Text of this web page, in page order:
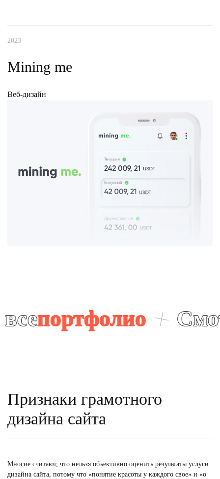
Дизайн социальных сетей
2023
Mining me
Веб-дизайн
Смотрите
Признаки грамотного
дизайна сайта
Многие считают, что нельзя объективно оценить результаты услуги
дизайна сайта, потому что «понятие красоты у каждого свое» и «о